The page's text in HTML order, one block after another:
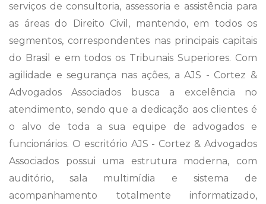
serviços de consultoria, assessoria e assistência para
as áreas do Direito Civil, mantendo, em todos os
segmentos, correspondentes nas principais capitais
do Brasil e em todos os Tribunais Superiores. Com
agilidade e segurança nas ações, a AJS - Cortez &
Advogados Associados busca a excelência no
atendimento, sendo que a dedicação aos clientes é
o alvo de toda a sua equipe de advogados e
funcionários. O escritório AJS - Cortez & Advogados
Associados possui uma estrutura moderna, com
auditório, sala multimídia e sistema de
acompanhamento totalmente informatizado,